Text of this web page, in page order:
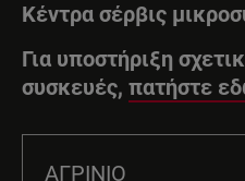
Κέντρα σέρβις
Για υποστήριξη
συσκευές, πατήστε
ΑΓΡΙΝΙΟ